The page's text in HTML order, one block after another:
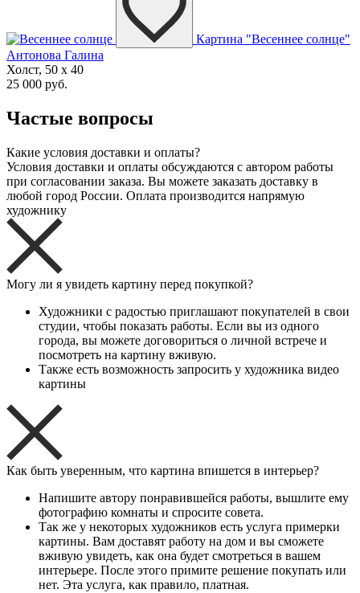
Картина "Весеннее солнце"
Антонова Галина
Холст, 50 x 40
25 000 руб.
Частые вопросы
Какие условия доставки и оплаты?
Условия доставки и оплаты обсуждаются с автором работы
при согласовании заказа. Вы можете заказать доставку в
любой город России. Оплата производится напрямую
художнику
Могу ли я увидеть картину перед покупкой?
Художники с радостью приглашают покупателей в свои
студии, чтобы показать работы. Если вы из одного
города, вы можете договориться о личной встрече и
посмотреть на картину вживую.
Также есть возможность запросить у художника видео
картины
Как быть уверенным, что картина впишется в интерьер?
Напишите автору понравившейся работы, вышлите ему
фотографию комнаты и спросите совета.
Так же у некоторых художников есть услуга примерки
картины. Вам доставят работу на дом и вы сможете
вживую увидеть, как она будет смотреться в вашем
интерьере. После этого примите решение покупать или
нет. Эта услуга, как правило, платная.